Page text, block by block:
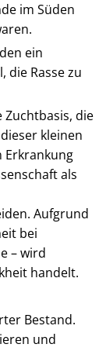
im Süden
ein
die Rasse zu
Zuchtbasis, die
kleinen
Erkrankung
als
Aufgrund
bei
– wird
handelt.
Bestand.
und